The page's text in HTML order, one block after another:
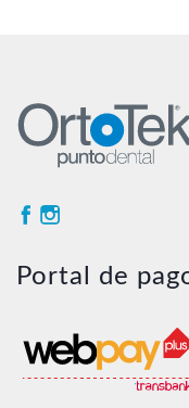
Portal de